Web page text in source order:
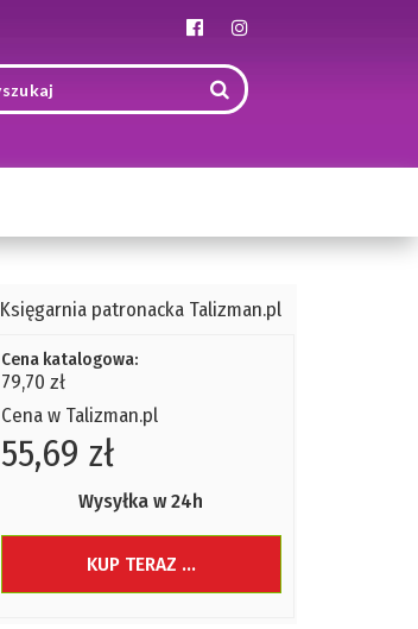
Księgarnia patronacka Talizman.pl
Cena katalogowa:
79,70 zł
Cena w Talizman.pl
55,69 zł
Wysyłka w 24h
KUP TERAZ ...